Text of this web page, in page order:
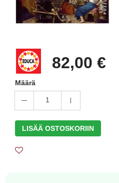
82,00 €
Määrä
1
LISÄÄ OSTOSKORIIN